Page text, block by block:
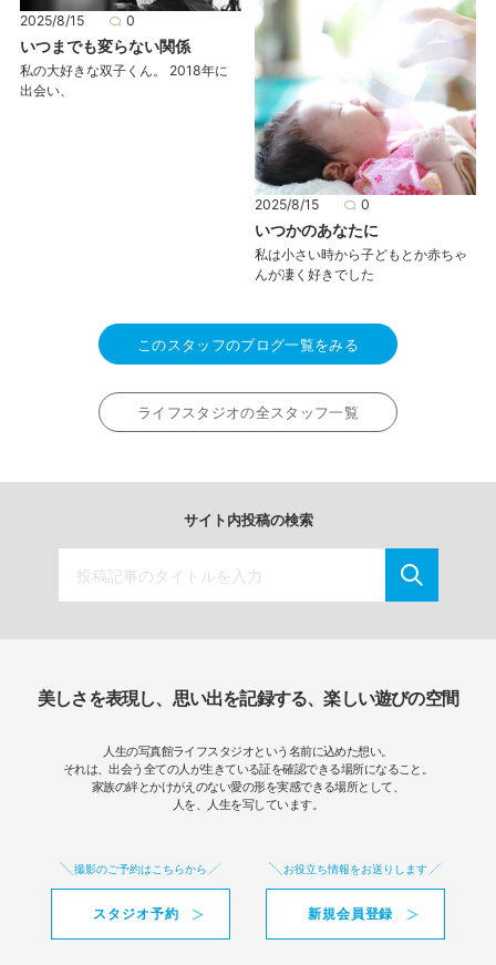
2025/8/15 0
いつまでも変らない関係
私の大好きな双子くん。 2018年に
出会い、
2025/8/15 0
いつかのあなたに
私は小さい時から子どもとか赤ちゃ
んが凄く好きでした
このスタッフのブログ一覧をみる
ライフスタジオの全スタッフ一覧
サイト内投稿の検索
美しさを表現し、思い出を記録する、楽しい遊びの空間
人生の写真館ライフスタジオという名前に込めた想い。
それは、出会う全ての人が生きている証を確認できる場所になること。
家族の絆とかけがえのない愛の形を実感できる場所として、
人を、人生を写しています。
撮影のご予約はこちらから
スタジオ予約
お役立ち情報をお送りします
新規会員登録